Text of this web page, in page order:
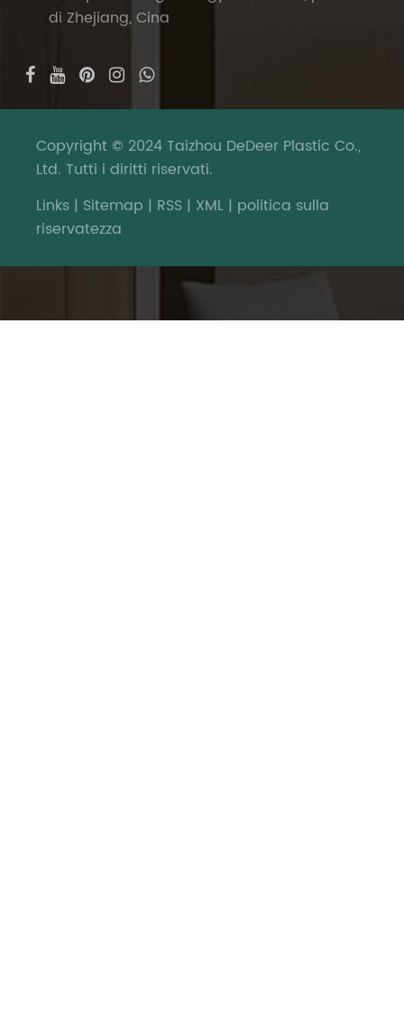
di Zhejiang, Cina
Copyright © 2024 Taizhou DeDeer Plastic Co.,
Ltd. Tutti i diritti riservati.
Links | Sitemap | RSS | XML | politica sulla
riservatezza